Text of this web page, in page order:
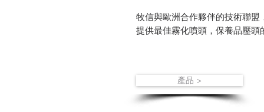
牧信與歐洲合作夥伴的技術聯
提供最佳霧化噴頭，保養品壓
產品 >